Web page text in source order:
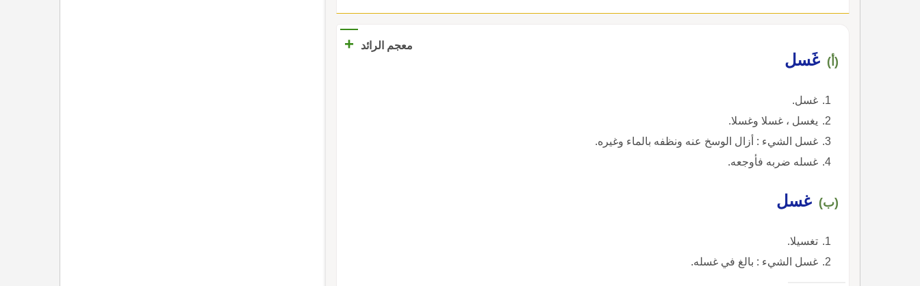
معجم الرائد +
(أ) غَسل
غسل.
يغسل ، غسلا وغسلا.
غسل الشيء : أزال الوسخ عنه ونظفه بالماء وغيره.
غسله ضربه فأوجعه.
(ب) غسل
تغسيلا.
غسل الشيء : بالغ في غسله.